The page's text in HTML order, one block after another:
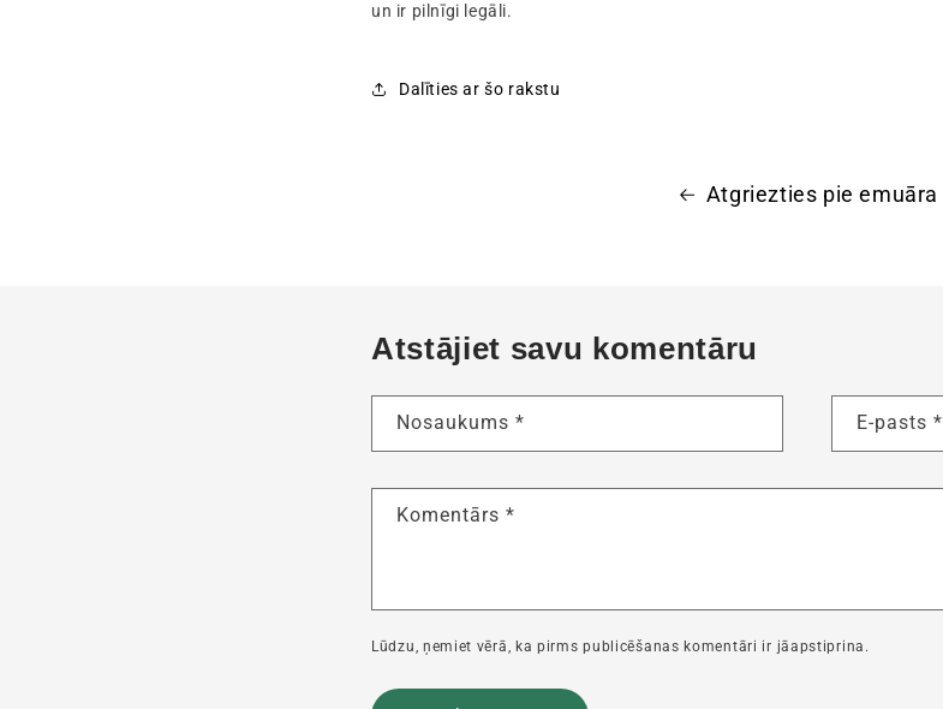
un ir pilnīgi legāli.
Dalīties ar šo rakstu
Atgriezties pie emuāra
Atstājiet savu komentāru
Nosaukums * E-pasts *
Komentārs *
Lūdzu, ņemiet vērā, ka pirms publicēšanas komentāri ir jāapstiprina.